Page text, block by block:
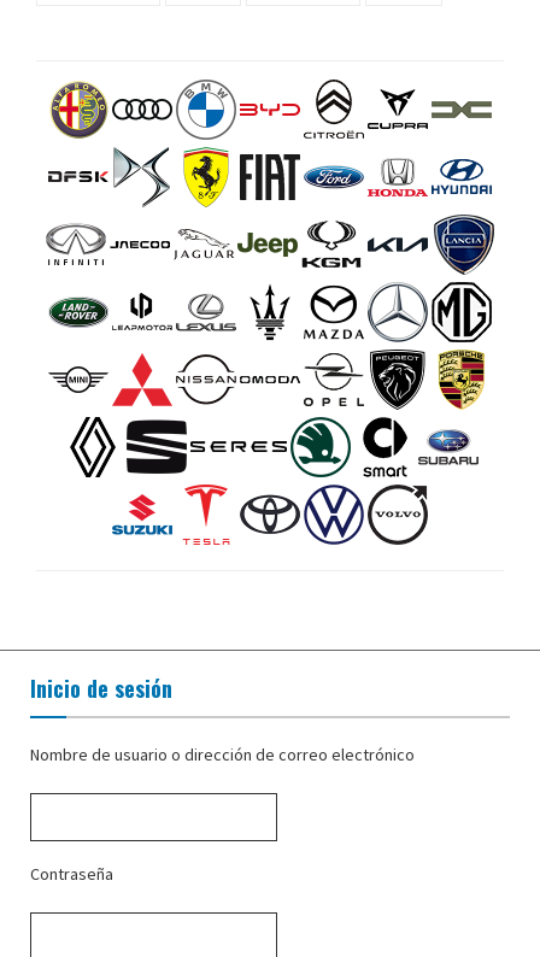
Inicio de sesión
Nombre de usuario o dirección de correo electrónico
Contraseña